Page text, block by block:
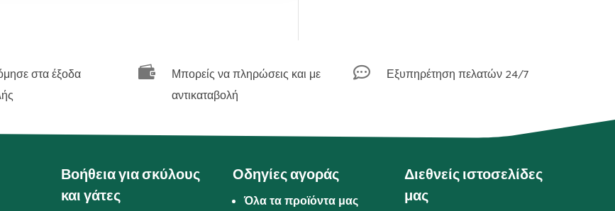
στα έξοδα

Μπορείς να πληρώσεις και με
αντικαταβολή
 Εξυπηρέτηση πελατών 24/7
Βοήθεια για σκύλους
και γάτες
Οδηγίες αγοράς
Όλα τα προϊόντα μας
Διεθνείς ιστοσελίδες
μας